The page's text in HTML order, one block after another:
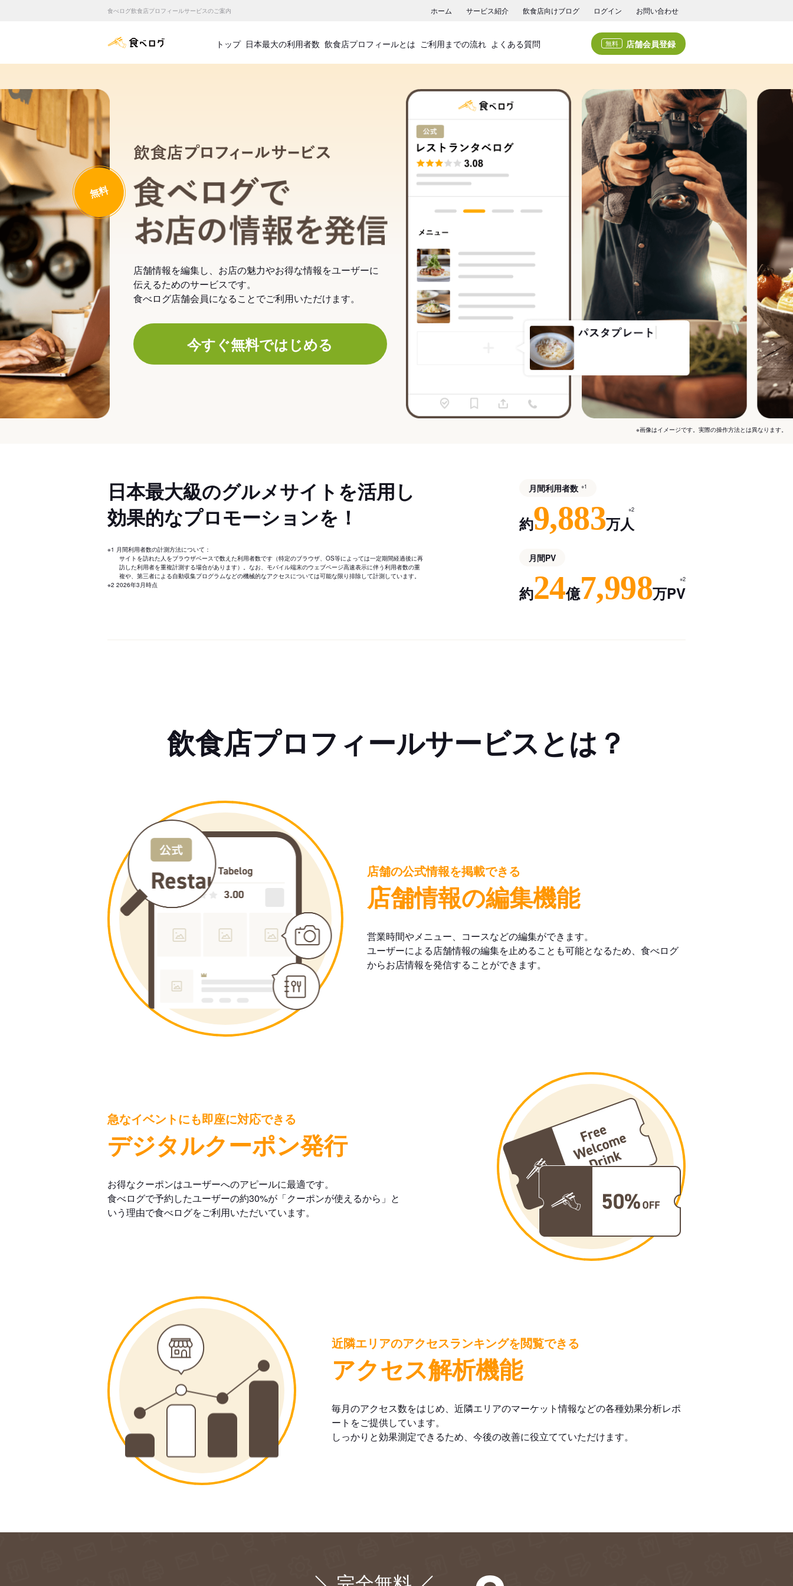
食べログ飲食店プロフィールサービスのご案内 ホーム サービス紹介 飲食店向けブログ ログイン お問い合わせ
食べログ店舗管理画面
トップ 日本最大の利用者数 飲食店プロフィールとは ご利用までの流れ よくある質問 無料 店舗会員登録
飲食店プロフィールサービス
食べログでお店の情報を発信
無料
店舗情報を編集し、お店の魅力やお得な情報をユーザーに
伝えるためのサービスです。
食べログ店舗会員になることでご利用いただけます。
今すぐ無料ではじめる
※画像はイメージです。実際の操作方法とは異なります。
日本最大級のグルメサイトを活用し
効果的なプロモーションを！
※1 月間利用者数の計測方法について：
サイトを訪れた人をブラウザベースで数えた利用者数です（特定のブラウザ、OS等によっては一定期間経過後に再
訪した利用者を重複計測する場合があります）。なお、モバイル端末のウェブページ高速表示に伴う利用者数の重
複や、第三者による自動収集プログラムなどの機械的なアクセスについては可能な限り排除して計測しています。
※2 2026年3月時点
月間利用者数 ※1
約9,883万人
※2
月間PV
約24億7,998万PV
※2
飲食店プロフィールサービスとは？
店舗の公式情報を掲載できる
店舗情報の編集機能
営業時間やメニュー、コースなどの編集ができます。
ユーザーによる店舗情報の編集を止めることも可能となるため、食べログ
からお店情報を発信することができます。
急なイベントにも即座に対応できる
デジタルクーポン発行
お得なクーポンはユーザーへのアピールに最適です。
食べログで予約したユーザーの約30%が「クーポンが使えるから」と
いう理由で食べログをご利用いただいています。
近隣エリアのアクセスランキングを閲覧できる
アクセス解析機能
毎月のアクセス数をはじめ、近隣エリアのマーケット情報などの各種効果分析レポ
ートをご提供しています。
しっかりと効果測定できるため、今後の改善に役立てていただけます。